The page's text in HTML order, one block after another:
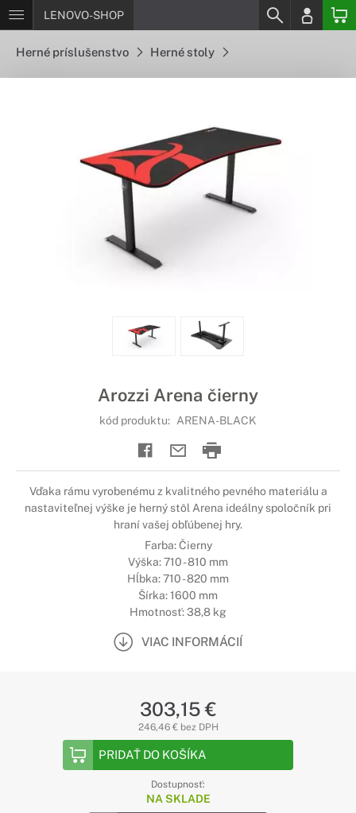
LENOVO-SHOP
Herné príslušenstvo Herné stoly
Arozzi Arena čierny
kód produktu: ARENA-BLACK
Vďaka rámu vyrobenému z kvalitného pevného materiálu a
nastaviteľnej výške je herný stôl Arena ideálny spoločník pri
hraní vašej obľúbenej hry.
Farba: Čierny
Výška: 710 - 810 mm
Hĺbka: 710 - 820 mm
Šírka: 1600 mm
Hmotnosť: 38,8 kg
VIAC INFORMÁCIÍ
303,15 €
246,46 € bez DPH
PRIDAŤ DO KOŠÍKA
Dostupnosť:
NA SKLADE